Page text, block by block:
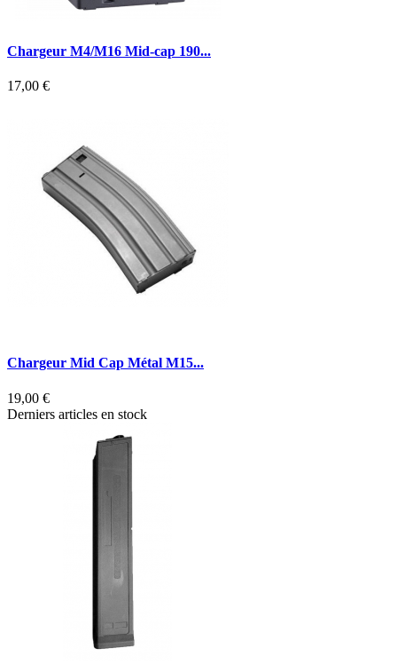
Chargeur M4/M16 Mid-cap 190...
17,00 €
Chargeur Mid Cap Métal M15...
19,00 €
Derniers articles en stock